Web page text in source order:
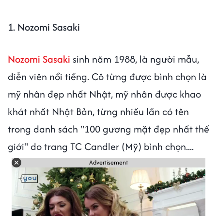
1. Nozomi Sasaki
Nozomi Sasaki sinh năm 1988, là người mẫu,
diễn viên nổi tiếng. Cô từng được bình chọn là
mỹ nhân đẹp nhất Nhật, mỹ nhân được khao
khát nhất Nhật Bản, từng nhiều lần có tên
trong danh sách "100 gương mặt đẹp nhất thế
giới" do trang TC Candler (Mỹ) bình chọn....
Advertisement